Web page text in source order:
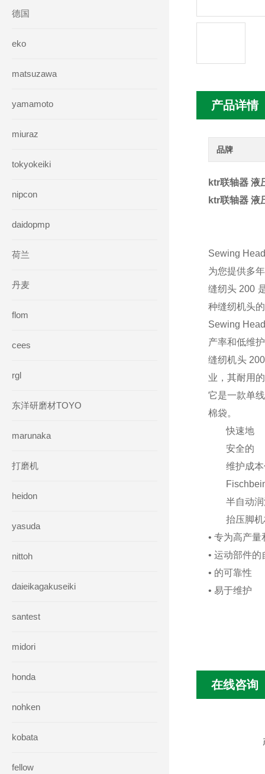
德国
eko
matsuzawa
yamamoto
miuraz
tokyokeiki
nipcon
daidopmp
荷兰
丹麦
flom
cees
rgl
东洋研磨材TOYO
marunaka
打磨机
heidon
yasuda
nittoh
daieikagakuseiki
santest
midori
honda
nohken
kobata
fellow
产品详情
品牌
ktr联轴器 液
ktr联轴器 液
Sewing
为您提供多
缝纫头 200
种缝纫机头
Sewing
产率和低维
缝纫机头
业，其耐用
它是一款单
棉袋。
快速地
安全的
维护成
半自动
抬压脚
• 专为高产
• 运动部件的
• 的可靠性
• 易于维护
在线咨询